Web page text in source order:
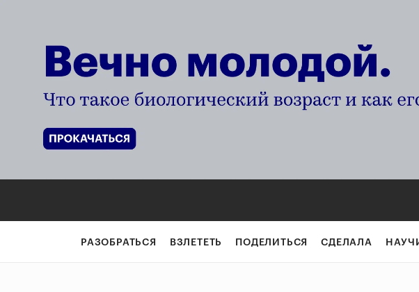
РАЗОБРАТЬСЯ ВЗЛЕТЕТЬ ПОДЕЛИТЬСЯ СДЕЛАЛА